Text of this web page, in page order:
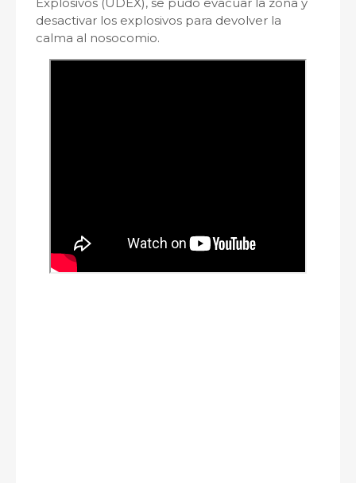
Explosivos (UDEX), se pudo evacuar la zona y
desactivar los explosivos para devolver la
calma al nosocomio.